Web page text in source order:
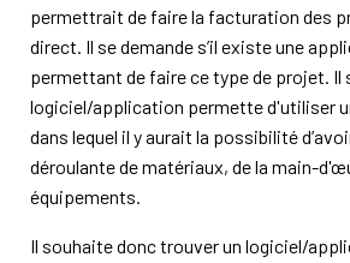
permettrait de faire la facturation des
direct. Il se demande s’il existe une
permettant de faire ce type de projet. Il
logiciel/application permette d'utiliser
dans lequel il y aurait la possibilité
déroulante de matériaux, de la main-
équipements.
Il souhaite donc trouver un logiciel/